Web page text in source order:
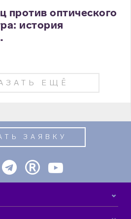
против оптического
история
ЕЩЁ
ЗАЯВКУ